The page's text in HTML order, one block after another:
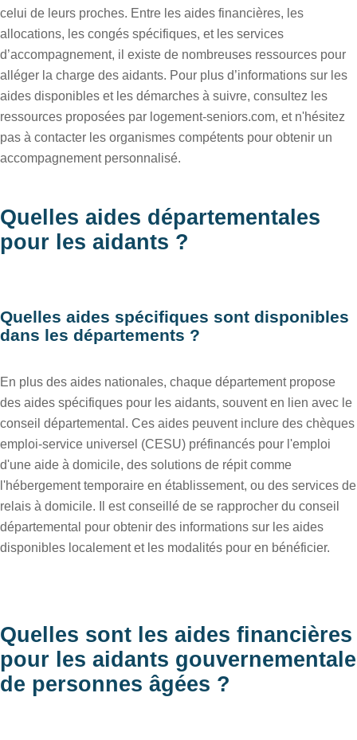
celui de leurs proches. Entre les aides financières, les
allocations, les congés spécifiques, et les services
d’accompagnement, il existe de nombreuses ressources pour
alléger la charge des aidants. Pour plus d’informations sur les
aides disponibles et les démarches à suivre, consultez les
ressources proposées par logement-seniors.com, et n'hésitez
pas à contacter les organismes compétents pour obtenir un
accompagnement personnalisé.
Quelles aides départementales
pour les aidants ?
Quelles aides spécifiques sont disponibles
dans les départements ?
En plus des aides nationales, chaque département propose
des aides spécifiques pour les aidants, souvent en lien avec le
conseil départemental. Ces aides peuvent inclure des chèques
emploi-service universel (CESU) préfinancés pour l'emploi
d'une aide à domicile, des solutions de répit comme
l'hébergement temporaire en établissement, ou des services de
relais à domicile. Il est conseillé de se rapprocher du conseil
départemental pour obtenir des informations sur les aides
disponibles localement et les modalités pour en bénéficier.
Quelles sont les aides financières
pour les aidants gouvernementale
de personnes âgées ?